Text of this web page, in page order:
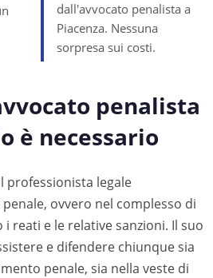
dall'avvocato penalista a
Piacenza. Nessuna
sorpresa sui costi.
penalista
è necessario
professionista legale
ovvero nel complesso di
reati e le relative sanzioni. Il suo
e difendere chiunque sia
penale, sia nella veste di